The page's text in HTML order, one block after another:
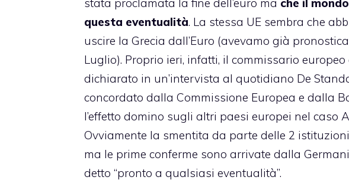
questa eventualità. La stessa UE sembra che
uscire la Grecia dall’Euro (avevamo già
Luglio). Proprio ieri, infatti, il commissario europeo
dichiarato in un’intervista al quotidiano De
concordato dalla Commissione Europea e dalla
l’effetto domino sugli altri paesi europei nel caso
Ovviamente la smentita da parte delle 2
ma le prime conferme sono arrivate dalla
detto “pronto a qualsiasi eventualità”.